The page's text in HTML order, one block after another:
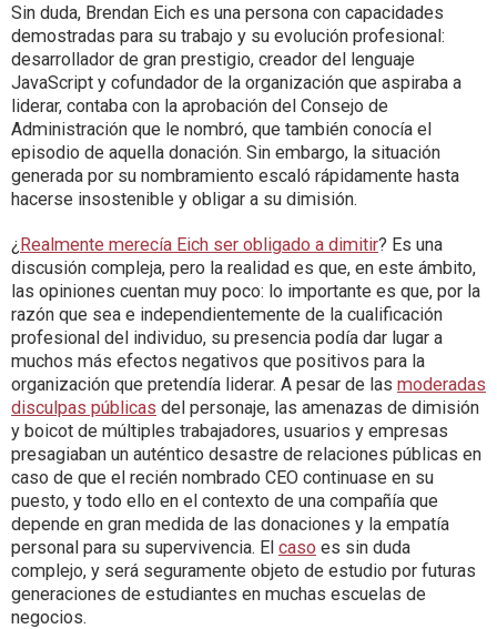
Sin duda, Brendan Eich es una persona con capacidades
demostradas para su trabajo y su evolución profesional:
desarrollador de gran prestigio, creador del lenguaje
JavaScript y cofundador de la organización que aspiraba a
liderar, contaba con la aprobación del Consejo de
Administración que le nombró, que también conocía el
episodio de aquella donación. Sin embargo, la situación
generada por su nombramiento escaló rápidamente hasta
hacerse insostenible y obligar a su dimisión.
¿ Realmente merecía Eich ser obligado a dimitir? Es una
discusión compleja, pero la realidad es que, en este ámbito,
las opiniones cuentan muy poco: lo importante es que, por la
razón que sea e independientemente de la cualificación
profesional del individuo, su presencia podía dar lugar a
muchos más efectos negativos que positivos para la
organización que pretendía liderar. A pesar de las moderadas
disculpas públicas del personaje, las amenazas de dimisión
y boicot de múltiples trabajadores, usuarios y empresas
presagiaban un auténtico desastre de relaciones públicas en
caso de que el recién nombrado CEO continuase en su
puesto, y todo ello en el contexto de una compañía que
depende en gran medida de las donaciones y la empatía
personal para su supervivencia. El caso es sin duda
complejo, y será seguramente objeto de estudio por futuras
generaciones de estudiantes en muchas escuelas de
negocios.